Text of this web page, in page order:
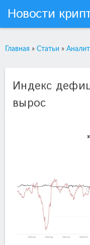
Новости
Главная » Статьи »
Индекс
вырос